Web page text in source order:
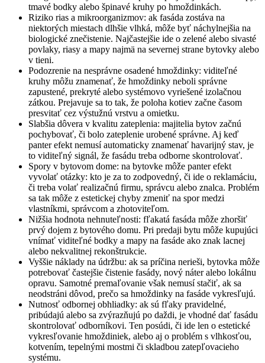
tmavé bodky alebo špinavé kruhy po hmoždinkách.
Riziko rias a mikroorganizmov: ak fasáda zostáva na
niektorých miestach dlhšie vlhká, môže byť náchylnejšia na
biologické znečistenie. Najčastejšie ide o zelené alebo sivasté
povlaky, riasy a mapy najmä na severnej strane bytovky alebo
v tieni.
Podozrenie na nesprávne osadené hmoždinky: viditeľné
kruhy môžu znamenať, že hmoždinky neboli správne
zapustené, prekryté alebo systémovo vyriešené izolačnou
zátkou. Prejavuje sa to tak, že poloha kotiev začne časom
presvitať cez výstužnú vrstvu a omietku.
Slabšia dôvera v kvalitu zateplenia: majitelia bytov začnú
pochybovať, či bolo zateplenie urobené správne. Aj keď
panter efekt nemusí automaticky znamenať havarijný stav, je
to viditeľný signál, že fasádu treba odborne skontrolovať.
Spory v bytovom dome: na bytovke môže panter efekt
vyvolať otázky: kto je za to zodpovedný, či ide o reklamáciu,
či treba volať realizačnú firmu, správcu alebo znalca. Problém
sa tak môže z estetickej chyby zmeniť na spor medzi
vlastníkmi, správcom a zhotoviteľom.
Nižšia hodnota nehnuteľnosti: fľakatá fasáda môže zhoršiť
prvý dojem z bytového domu. Pri predaji bytu môže kupujúci
vnímať viditeľné bodky a mapy na fasáde ako znak lacnej
alebo nekvalitnej rekonštrukcie.
Vyššie náklady na údržbu: ak sa príčina nerieši, bytovka môže
potrebovať častejšie čistenie fasády, nový náter alebo lokálnu
opravu. Samotné premaľovanie však nemusí stačiť, ak sa
neodstráni dôvod, prečo sa hmoždinky na fasáde vykresľujú.
Nutnosť odbornej obhliadky: ak sú fľaky pravidelné,
pribúdajú alebo sa zvýrazňujú po daždi, je vhodné dať fasádu
skontrolovať odborníkovi. Ten posúdi, či ide len o estetické
vykresľovanie hmoždiniek, alebo aj o problém s vlhkosťou,
kotvením, tepelnými mostmi či skladbou zatepľovacieho
systému.